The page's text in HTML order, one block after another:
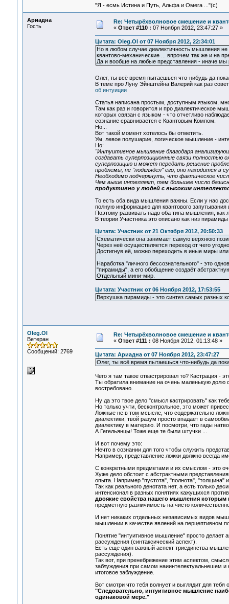
"Я - есмь Истина и Путь, Альфа и Омега ..."(с)
Ариадна
Гость
Re: Четырёхволновое смешение и
« Ответ #110 : 07 Ноября 2012, 23:47:27 »
Цитата: Oleg.Ol от 07 Ноября 2012, 22:34:01
Но в любом случае диалектичность мышления не
квантово-механические ... впрочем так же и на
Да и вообще на любые представления - иначе мы
Олег, ты всё время пытаешься что-нибудь да
В теме про Луну Эйнштейна Валерий как раз
об интуиции
Статья написана простым, доступным языком,
Там как раз и говорится и про диалектическое
которых связан с языком - что отчетливо
сознание сравнивается с Квантовым Компом.
Но...
Вот такой момент хотелось бы отметить.
Ум, левое полушарие, логическое мышление -
Но:
"Интуитивное мышление благодаря
создавать суперпозиционные связи
суперпозицию и может передать решение
проблемы, не "подглядел" его, оно находится в
Необходимо подчеркнуть, что фактическое
Чем выше интеллект, тем большее число
продуктивно у людей с высоким
То есть оба вида мышления важны. Если у нас
полную информацию для квантового
Поэтому развивать надо оба типа мышления, как
В теории Участника это описано как низ
Цитата: Участник от 21 Октября 2012, 20:50:33
Схематически она занимает самую верхнюю
Через неё осуществляется переход от чего
Достигнув её, можно переходить в иные миры
Наработка "личного бессознательного" - это
"пирамиды", а его обобщение создаёт
Отдельный мини-мир.
Цитата: Участник от 06 Ноября 2012, 17:53:55
Верхушка пирамиды - это синтез самых разных
Oleg.Ol
Ветеран
Сообщений: 2769
Re: Четырёхволновое смешение и
« Ответ #111 : 08 Ноября 2012, 01:13:48 »
Цитата: Ариадна от 07 Ноября 2012, 23:47:27
Олег, ты всё время пытаешься что-нибудь да
Чего я там такое откастрировал то? Кастрация -
Ты обратила внимание на очень маленькую долю
востребовано.
Ну да это твое дело "смысл кастрировать" как
Но только учти, бесконтрольное, это может
Ложные не в том мсысле, что содержательно
диалектики, твой разум просто впадает в
диалектику в материю. И посмотри, что гады
А Гегельянцы! Тоже еще те были штучки ...
И вот почему это:
Нечто в сознании для того чтобы служить
Например, представление ложки должно всегда
С конкретными предметами и их смыслом - это
Хуже дело обстоит с абстрактными
опыта. Например "пустота", "полнота", "толщина"
Так как реального денотата нет, а есть только
интенсионал в разных понятиях кажущихся
двоякие свойства нашего мышления которым
предметную различимость на чисто
И нет никаких отдельных независимых видов
мышлении в качестве явлений на перцептивном
Понятие "интуитивное мышление" просто
рассуждения (синтаксический аспект).
Есть еще один важный аспект триединства
рассуждения).
Так вот, при пренебрежение этим аспектом,
заблуждения при самом наиинтелектуальнешем
итоговое заблуждение.
Вот смотри что тебя волнует и выглядит для тебя
"Следовательно, интуитивное мышление
одинаковой мере."